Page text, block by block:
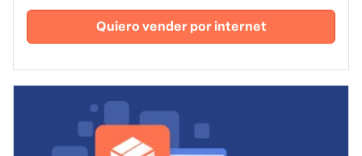
Quiero vender por internet